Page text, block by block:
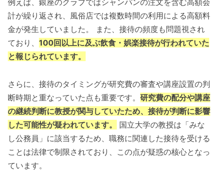
計が繰り返され、風俗店では複数時間の利用による高額料
金が発生していました。 また、接待の頻度も問題視され
ており、 100回以上に及ぶ飲食・娯楽接待が行われていた
と報じられています。
さらに、接待のタイミングが研究費の審査や講座設置の判
断時期と重なっていた点も重要です。 研究費の配分や講座
の継続判断に教授が関与していたため、接待が判断に影響
した可能性が疑われています。
国立大学の教授は「みな
し公務員」に該当するため、職務に関連した接待を受ける
ことは法律で制限されており、この点が疑惑の核心となっ
ています。